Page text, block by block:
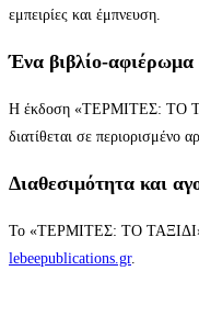
εμπειρίες και έμπνευση.
Ένα βιβλίο-αφιέρωμα
Η έκδοση «ΤΕΡΜΙΤΕΣ: ΤΟ
διατίθεται σε περιορισμένο
Διαθεσιμότητα και
Το «ΤΕΡΜΙΤΕΣ: ΤΟ ΤΑΞΙΔΙ»
lebeepublications.gr.